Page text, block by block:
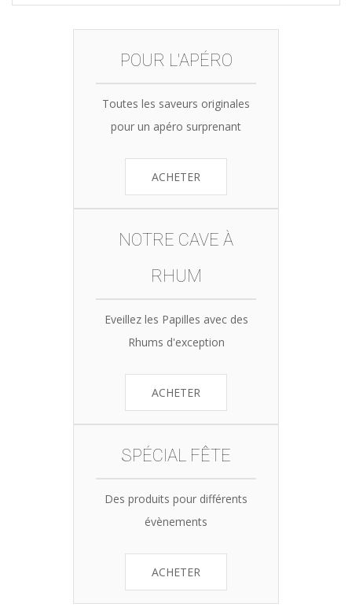
POUR L'APÉRO
Toutes les saveurs originales
pour un apéro surprenant
ACHETER
NOTRE CAVE À
RHUM
Eveillez les Papilles avec des
Rhums d'exception
ACHETER
SPÉCIAL FÊTE
Des produits pour différents
évènements
ACHETER